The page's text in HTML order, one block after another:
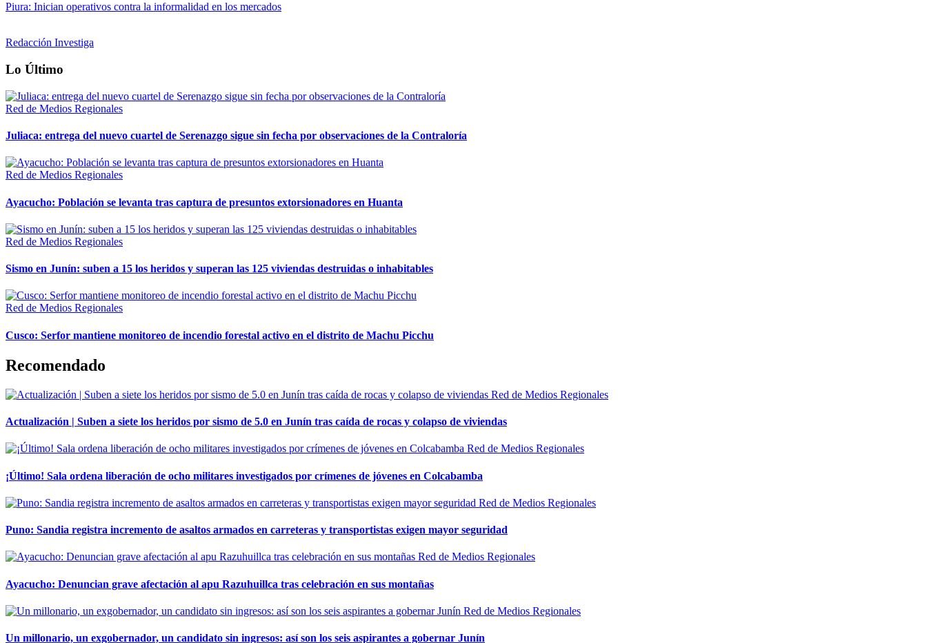
Piura: Inician operativos contra la informalidad en los mercados
Redacción Investiga
Lo Último
Red de Medios Regionales
Juliaca: entrega del nuevo cuartel de Serenazgo sigue sin fecha por observaciones de la Contraloría
Red de Medios Regionales
Ayacucho: Población se levanta tras captura de presuntos extorsionadores en Huanta
Red de Medios Regionales
Sismo en Junín: suben a 15 los heridos y superan las 125 viviendas destruidas o inhabitables
Red de Medios Regionales
Cusco: Serfor mantiene monitoreo de incendio forestal activo en el distrito de Machu Picchu
Recomendado
Red de Medios Regionales
Actualización | Suben a siete los heridos por sismo de 5.0 en Junín tras caída de rocas y colapso de viviendas
Red de Medios Regionales
¡Último! Sala ordena liberación de ocho militares investigados por crímenes de jóvenes en Colcabamba
Red de Medios Regionales
Puno: Sandia registra incremento de asaltos armados en carreteras y transportistas exigen mayor seguridad
Red de Medios Regionales
Ayacucho: Denuncian grave afectación al apu Razuhuillca tras celebración en sus montañas
Red de Medios Regionales
Un millonario, un exgobernador, un candidato sin ingresos: así son los seis aspirantes a gobernar Junín